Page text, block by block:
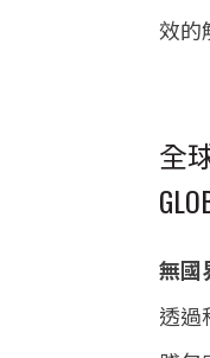
效的
全
無國
透過